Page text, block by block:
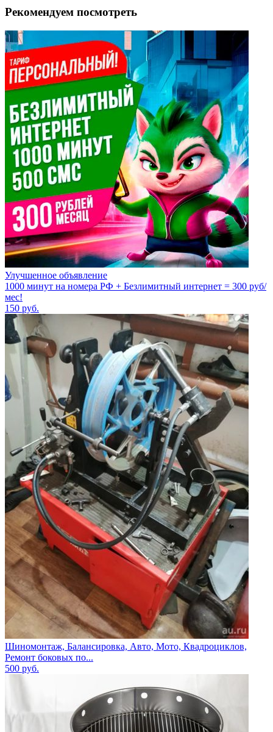
Рекомендуем посмотреть
Улучшенное объявление
1000 минут на номера РФ + Безлимитный интернет = 300 руб/
мес!
150 руб.
Шиномонтаж, Балансировка, Авто, Мото, Квадроциклов,
Ремонт боковых по...
500 руб.